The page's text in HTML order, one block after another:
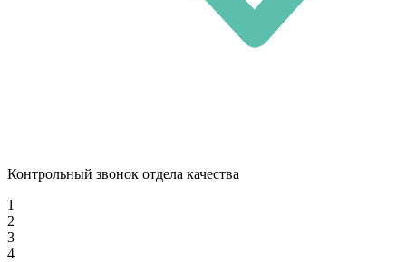
Контрольный звонок отдела качества
1
2
3
4